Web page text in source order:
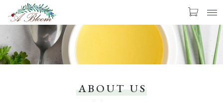
お気に入り LOGIN
ABOUT US